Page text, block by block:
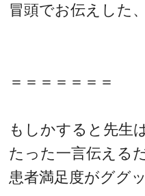
冒頭でお伝えした
＝＝＝＝＝＝＝
もしかすると先生
たった一言伝える
患者満足度がググ